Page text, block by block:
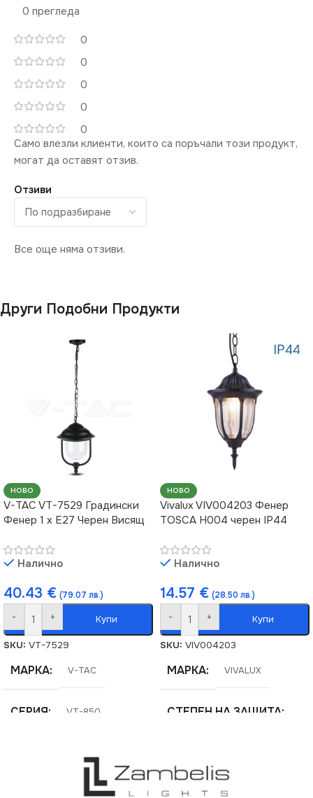
0 прегледа
0
0
0
0
0
Отзиви
Все още няма отзиви.
Само влезли клиенти, които са поръчали този продукт,
могат да оставят отзив.
Други Подобни Продукти
НОВО
V-TAC VT-7529 Градински
Фенер 1 x E27 Черен Висящ
Налично
40.43 € (79.07 лв.)
- + Купи
SKU: VT-7529
МАРКА V-TAC
СЕРИЯ VT-850
НОВО
Vivalux VIV004203 Фенер
TOSCA H004 черен IP44
Налично
14.57 € (28.50 лв.)
- + Купи
SKU: VIV004203
МАРКА VIVALUX
СТЕПЕН НА ЗАЩИТА